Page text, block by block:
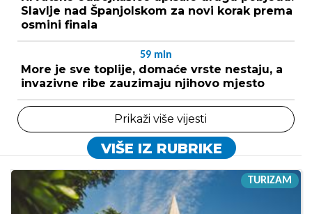
Slavlje nad Španjolskom za novi korak prema
osmini finala
59 min
More je sve toplije, domaće vrste nestaju, a
invazivne ribe zauzimaju njihovo mjesto
Prikaži više vijesti
VIŠE IZ RUBRIKE
TURIZAM